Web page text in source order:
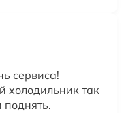
сервиса!
холодильник так
поднять.